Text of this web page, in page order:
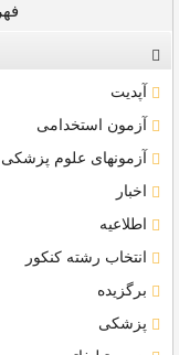
آپدیت
آزمون استخدامی
آزمونهای علوم پزشکی
اخبار
اطلاعیه
انتخاب رشته کنکور
برگزیده
پزشکی